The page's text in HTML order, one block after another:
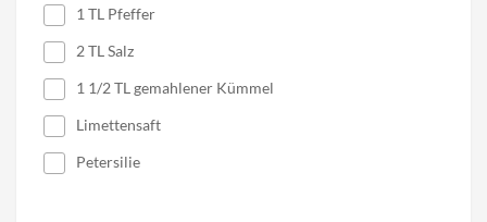
1 TL Pfeffer
2 TL Salz
1 1/2 TL gemahlener Kümmel
Limettensaft
Petersilie